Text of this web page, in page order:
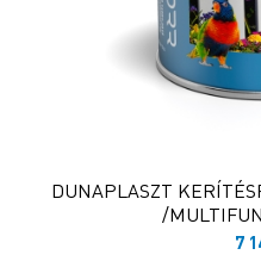
DUNAPLASZT
/
7